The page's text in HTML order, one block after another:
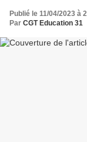
Publié le 11/04/2023 à
Par CGT Education 31